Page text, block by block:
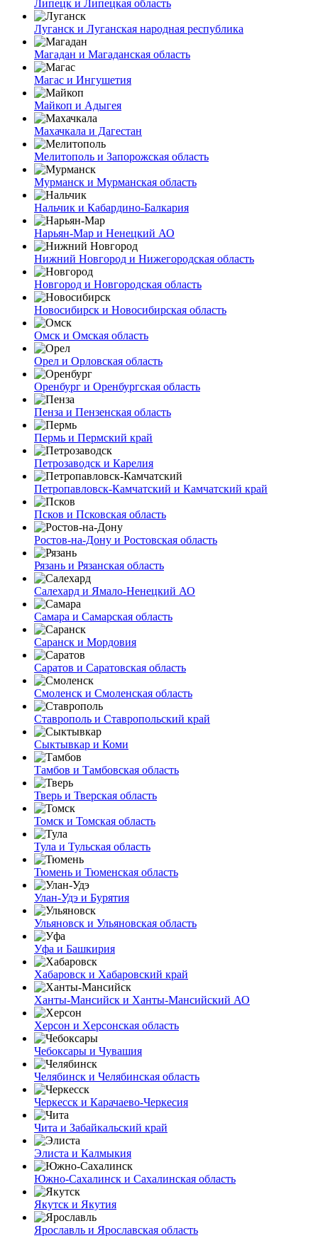
Липецк и Липецкая область
Луганск и Луганская народная республика
Магадан и Магаданская область
Магас и Ингушетия
Майкоп и Адыгея
Махачкала и Дагестан
Мелитополь и Запорожская область
Мурманск и Мурманская область
Нальчик и Кабардино-Балкария
Нарьян-Мар и Ненецкий АО
Нижний Новгород и Нижегородская область
Новгород и Новгородская область
Новосибирск и Новосибирская область
Омск и Омская область
Орел и Орловская область
Оренбург и Оренбургская область
Пенза и Пензенская область
Пермь и Пермский край
Петрозаводск и Карелия
Петропавловск-Камчатский и Камчатский край
Псков и Псковская область
Ростов-на-Дону и Ростовская область
Рязань и Рязанская область
Салехард и Ямало-Ненецкий АО
Самара и Самарская область
Саранск и Мордовия
Саратов и Саратовская область
Смоленск и Смоленская область
Ставрополь и Ставропольский край
Сыктывкар и Коми
Тамбов и Тамбовская область
Тверь и Тверская область
Томск и Томская область
Тула и Тульская область
Тюмень и Тюменская область
Улан-Удэ и Бурятия
Ульяновск и Ульяновская область
Уфа и Башкирия
Хабаровск и Хабаровский край
Ханты-Мансийск и Ханты-Мансийский АО
Херсон и Херсонская область
Чебоксары и Чувашия
Челябинск и Челябинская область
Черкесск и Карачаево-Черкесия
Чита и Забайкальский край
Элиста и Калмыкия
Южно-Сахалинск и Сахалинская область
Якутск и Якутия
Ярославль и Ярославская область